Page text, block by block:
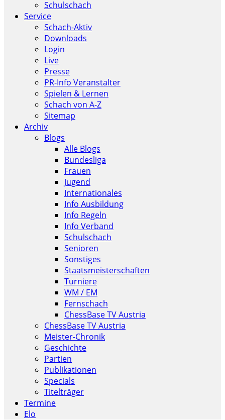
Schulschach
Service
Schach-Aktiv
Downloads
Login
Live
Presse
PR-Info Veranstalter
Spielen & Lernen
Schach von A-Z
Sitemap
Archiv
Blogs
Alle Blogs
Bundesliga
Frauen
Jugend
Internationales
Info Ausbildung
Info Regeln
Info Verband
Schulschach
Senioren
Sonstiges
Staatsmeisterschaften
Turniere
WM / EM
Fernschach
ChessBase TV Austria
ChessBase TV Austria
Meister-Chronik
Geschichte
Partien
Publikationen
Specials
Titelträger
Termine
Elo